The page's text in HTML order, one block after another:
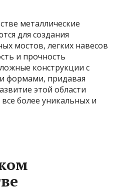
металлические
для создания
мостов, легких навесов
и прочность
конструкции с
формами, придавая
этой области
более уникальных и